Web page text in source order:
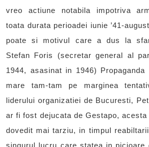
vreo actiune notabila impotriva
toata durata perioadei iunie ’41-
poate si motivul care a dus la
Stefan Foris (secretar general al
1944, asasinat in 1946)
mare tam-tam pe marginea
liderului organizatiei de Bucuresti,
ar fi fost dejucata de Gestapo,
dovedit mai tarziu, in timpul
singurul lucru care statea in picioare